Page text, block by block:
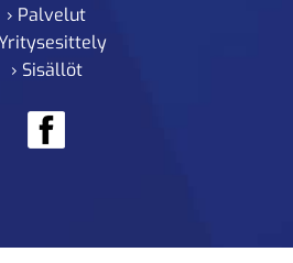
› Palvelut
› Sisällöt